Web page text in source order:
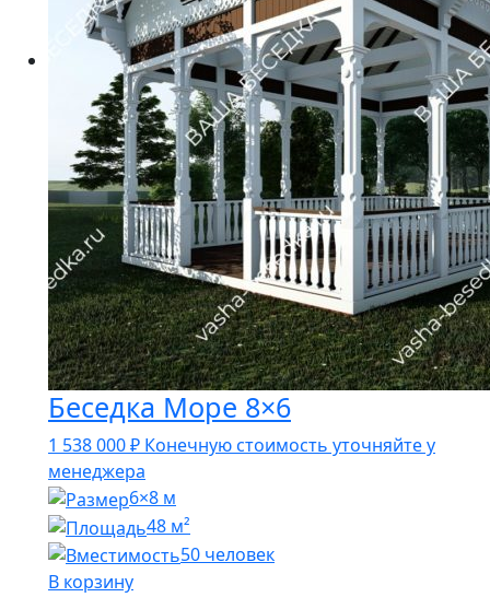
Беседка Море 8×6
1 538 000₽ Конечную стоимость уточняйте у
менеджера
6×8 м
48 м²
50 человек
В корзину